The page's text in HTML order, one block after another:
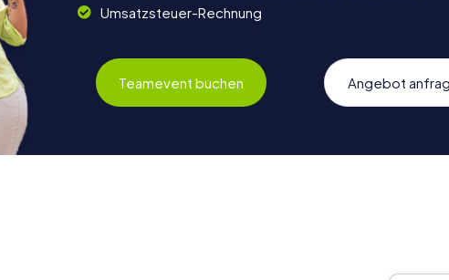
Umsatzsteuer-Rechnung
Teamevent buchen Angebot